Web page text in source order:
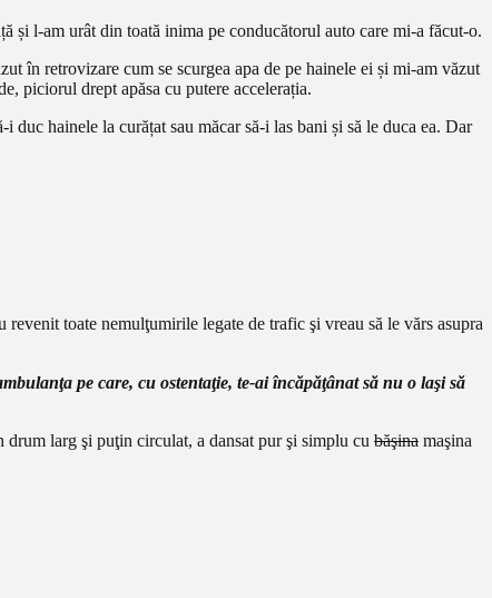
și l-am urât din toată inima pe conducătorul auto care mi-a făcut-o.
în retrovizare cum se scurgea apa de pe hainele ei și mi-am văzut
piciorul drept apăsa cu putere accelerația.
duc hainele la curățat sau măcar să-i las bani și să le duca ea. Dar
toate nemulţumirile legate de trafic şi vreau să le vărs asupra
pe care, cu ostentaţie, te-ai încăpăţânat să nu o laşi să
larg şi puţin circulat, a dansat pur şi simplu cu băşina maşina